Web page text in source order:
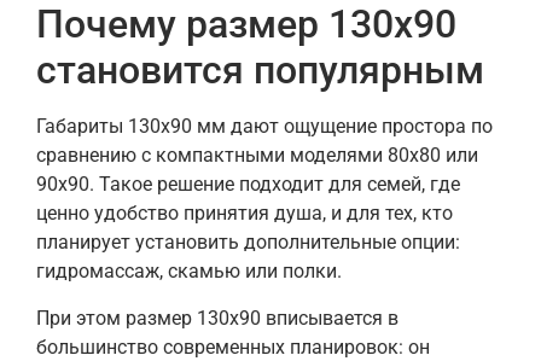
Почему размер 130х90
становится популярным
Габариты 130х90 мм дают ощущение простора по
сравнению с компактными моделями 80х80 или
90х90. Такое решение подходит для семей, где
ценно удобство принятия душа, и для тех, кто
планирует установить дополнительные опции:
гидромассаж, скамью или полки.
При этом размер 130х90 вписывается в
большинство современных планировок: он